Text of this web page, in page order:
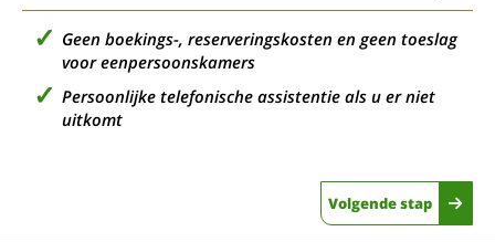
Geen boekings-, reserveringskosten en geen toeslag
voor eenpersoonskamers
Persoonlijke telefonische assistentie als u er niet
uitkomt
Volgende stap